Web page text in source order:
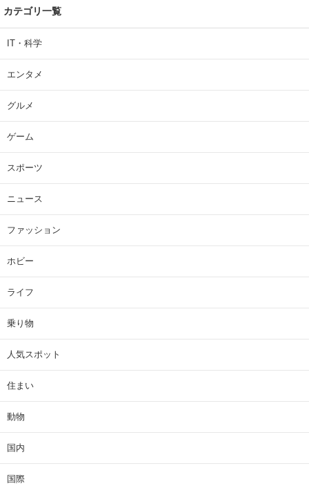
カテゴリ一覧
IT・科学
エンタメ
グルメ
ゲーム
スポーツ
ニュース
ファッション
ホビー
ライフ
乗り物
人気スポット
住まい
動物
国内
国際